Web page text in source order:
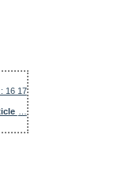
16 17